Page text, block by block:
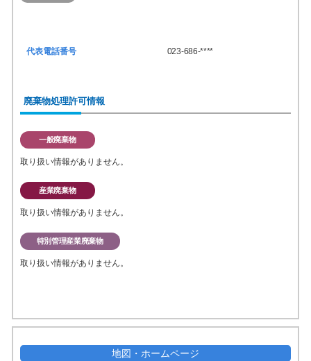
代表電話番号 023-686-****
廃棄物処理許可情報
一般廃棄物
取り扱い情報がありません。
産業廃棄物
取り扱い情報がありません。
特別管理産業廃棄物
取り扱い情報がありません。
地図・ホームページ